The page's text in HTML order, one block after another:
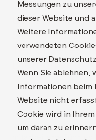
Messungen zu
dieser Website und
Weitere
verwendeten
unserer
Wenn Sie ablehnen,
Informationen beim
Website nicht
Cookie wird in Ihrem
um daran zu
Unsere
Teil unseres
Dich direkt!
Wer mehr als nur
Umfeld arbeiten
bewegt werden
mitarbeitergeführtes